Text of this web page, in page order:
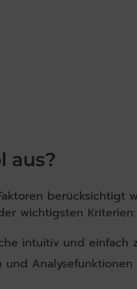
aus?
berücksichtigt
wichtigsten Kriterien:
intuitiv und einfach
und